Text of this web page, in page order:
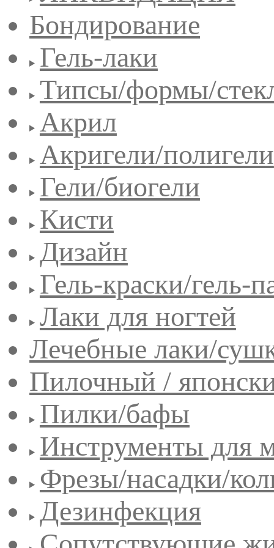
Бондирование
Гель-лаки
Типсы/формы/
Акрил
Акригели/полигели
Гели/биогели
Кисти
Дизайн
Гель-краски/гель-
Лаки для ногтей
Лечебные лаки/
Пилочный /
Пилки/бафы
Инструменты для
Фрезы/насадки/
Дезинфекция